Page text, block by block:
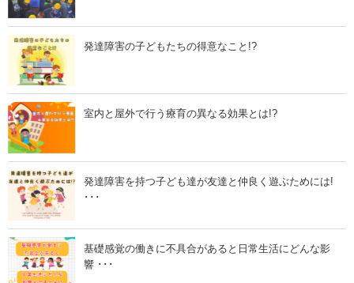
発達障害の子どもたちの得意なこと!?
室内と屋外で行う療育の異なる効果とは!?
発達障害を持つ子ども達が友達と仲良く遊ぶためには!
･･･
基礎感覚の働きに不具合があると日常生活にどんな影
響 ･･･